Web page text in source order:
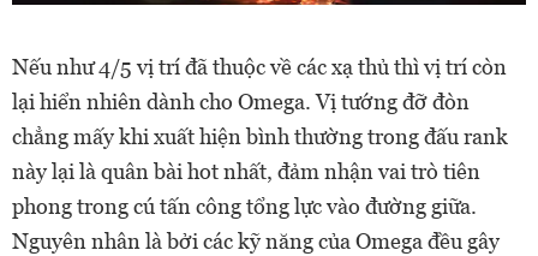
Nếu như 4/5 vị trí đã thuộc về các xạ thủ thì vị trí còn
lại hiển nhiên dành cho Omega. Vị tướng đỡ đòn
chẳng mấy khi xuất hiện bình thường trong đấu rank
này lại là quân bài hot nhất, đảm nhận vai trò tiên
phong trong cú tấn công tổng lực vào đường giữa.
Nguyên nhân là bởi các kỹ năng của Omega đều gây